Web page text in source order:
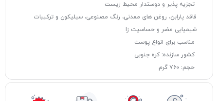
تجزیه پذیر و دوستدار محیط زیست
فاقد پارابن، روغن های معدنی، رنگ مصنوعی، سیلیکون و ترکیبات
شیمیایی مضر و حساسیت زا
مناسب برای انواع پوست
کشور سازنده: کره جنوبی
حجم: ۷۶۰ گرم